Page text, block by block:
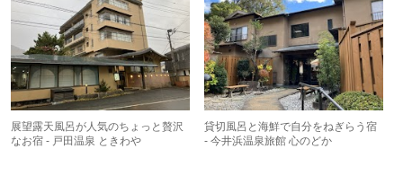
展望露天風呂が人気のちょっと贅沢
なお宿 - 戸田温泉 ときわや
貸切風呂と海鮮で自分をねぎらう宿
- 今井浜温泉旅館 心のどか